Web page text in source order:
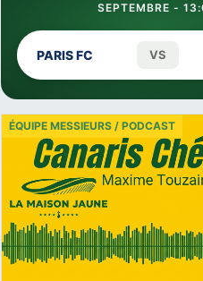
SEPTEMBRE -
PARIS FC VS
ÉQUIPE MESSIEURS / PODCAST